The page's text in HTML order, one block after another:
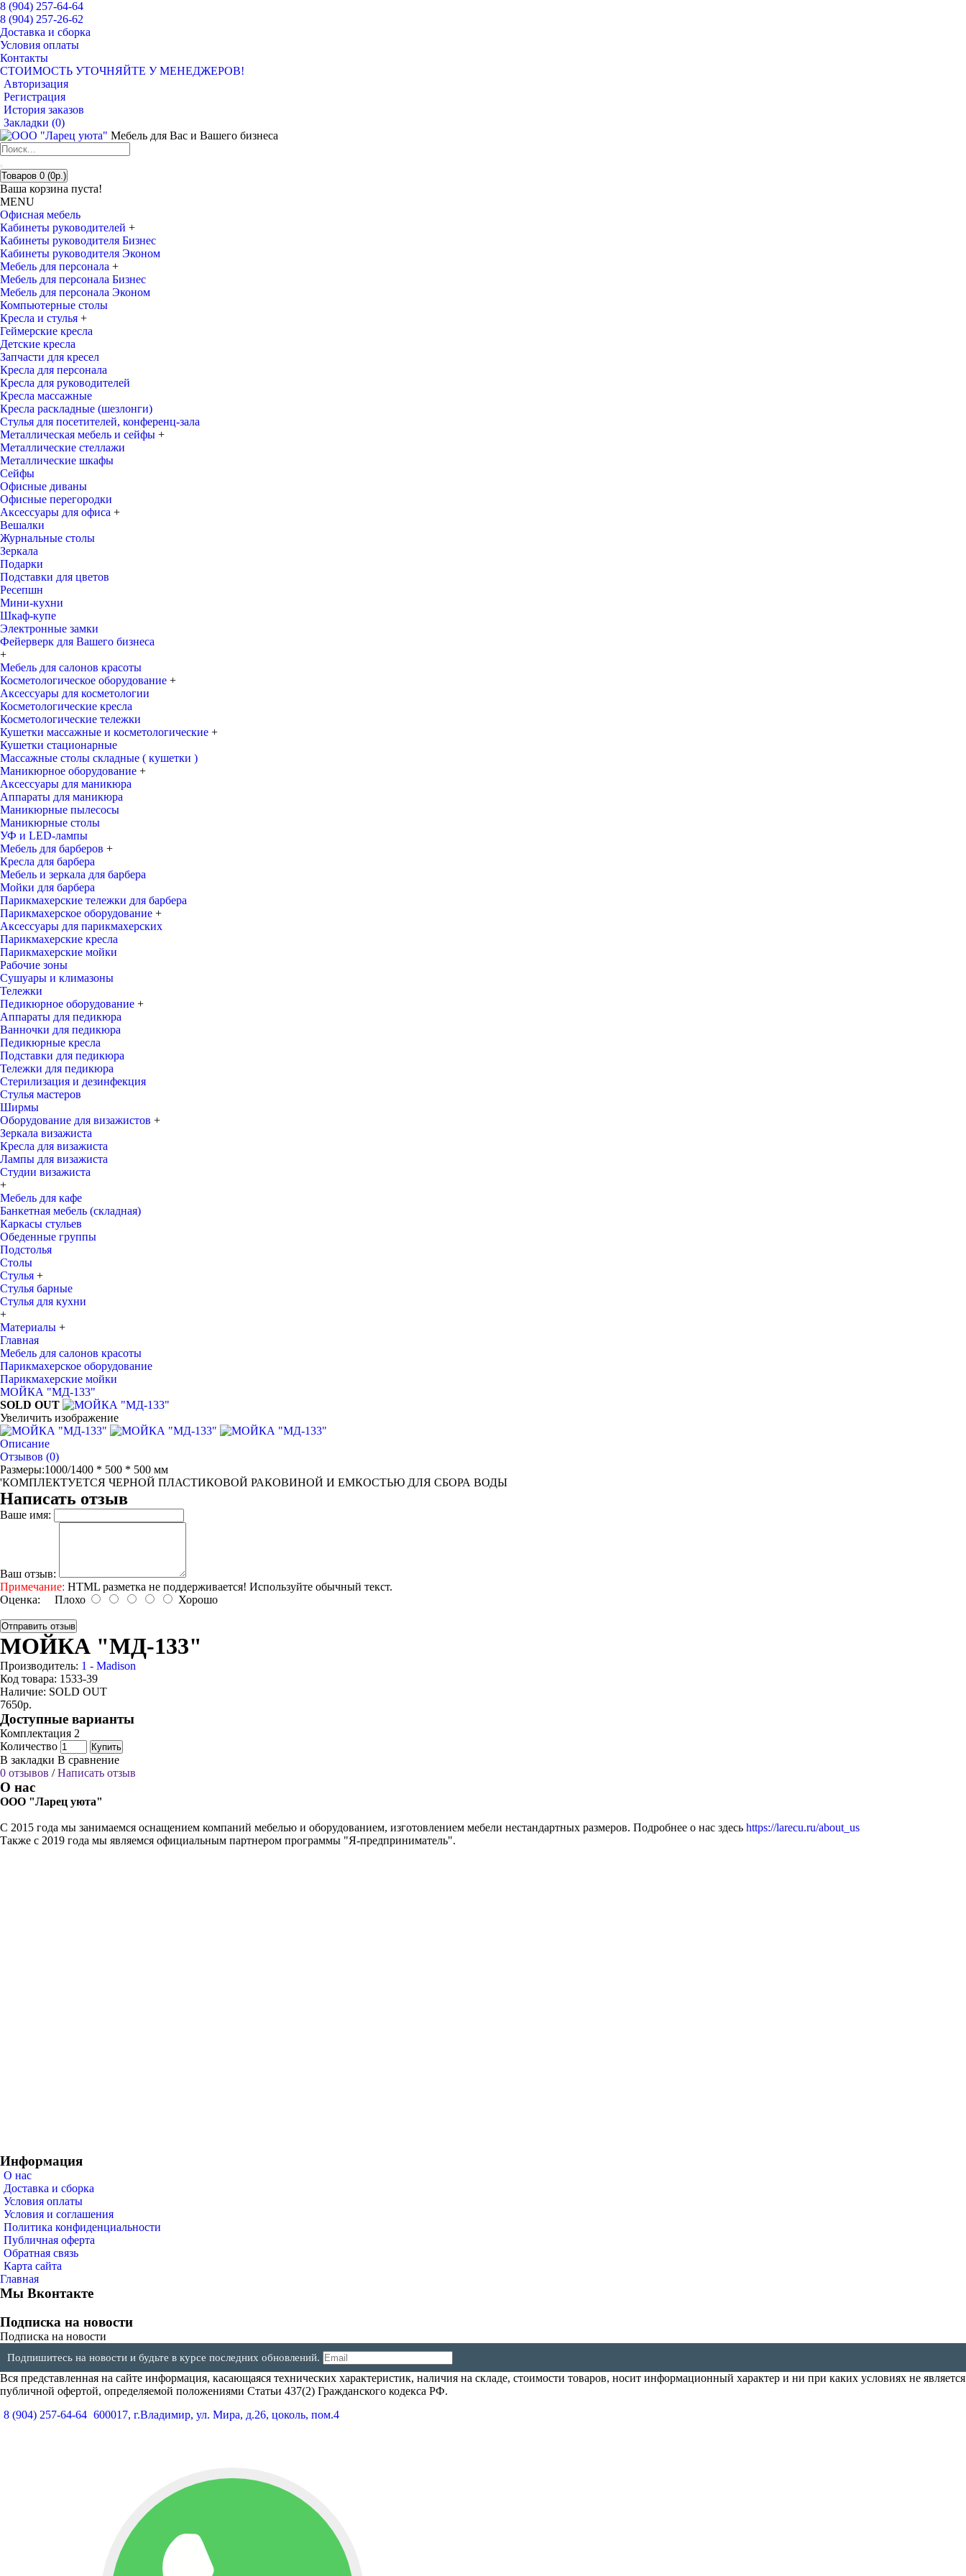
8 (904) 257-64-64
8 (904) 257-26-62
Доставка и сборка
Условия оплаты
Контакты
СТОИМОСТЬ УТОЧНЯЙТЕ У МЕНЕДЖЕРОВ!
Авторизация
Регистрация
История заказов
Закладки (0)
Мебель для Вас и Вашего бизнеса
Товаров 0 (0р.)
Ваша корзина пуста!
MENU
Офисная мебель
Кабинеты руководителей +
Кабинеты руководителя Бизнес
Кабинеты руководителя Эконом
Мебель для персонала +
Мебель для персонала Бизнес
Мебель для персонала Эконом
Компьютерные столы
Кресла и стулья +
Геймерские кресла
Детские кресла
Запчасти для кресел
Кресла для персонала
Кресла для руководителей
Кресла массажные
Кресла раскладные (шезлонги)
Стулья для посетителей, конференц-зала
Металлическая мебель и сейфы +
Металлические стеллажи
Металлические шкафы
Сейфы
Офисные диваны
Офисные перегородки
Аксессуары для офиса +
Вешалки
Журнальные столы
Зеркала
Подарки
Подставки для цветов
Ресепшн
Мини-кухни
Шкаф-купе
Электронные замки
Фейерверк для Вашего бизнеса
+
Мебель для салонов красоты
Косметологическое оборудование +
Аксессуары для косметологии
Косметологические кресла
Косметологические тележки
Кушетки массажные и косметологические +
Кушетки стационарные
Массажные столы складные ( кушетки )
Маникюрное оборудование +
Аксессуары для маникюра
Аппараты для маникюра
Маникюрные пылесосы
Маникюрные столы
УФ и LED-лампы
Мебель для барберов +
Кресла для барбера
Мебель и зеркала для барбера
Мойки для барбера
Парикмахерские тележки для барбера
Парикмахерское оборудование +
Аксессуары для парикмахерских
Парикмахерские кресла
Парикмахерские мойки
Рабочие зоны
Сушуары и климазоны
Тележки
Педикюрное оборудование +
Аппараты для педикюра
Ванночки для педикюра
Педикюрные кресла
Подставки для педикюра
Тележки для педикюра
Стерилизация и дезинфекция
Стулья мастеров
Ширмы
Оборудование для визажистов +
Зеркала визажиста
Кресла для визажиста
Лампы для визажиста
Студии визажиста
+
Мебель для кафе
Банкетная мебель (складная)
Каркасы стульев
Обеденные группы
Подстолья
Столы
Стулья +
Стулья барные
Стулья для кухни
+
Материалы +
Главная
Мебель для салонов красоты
Парикмахерское оборудование
Парикмахерские мойки
МОЙКА "МД-133"
SOLD OUT
Увеличить изображение
Описание
Отзывов (0)
Размеры:1000/1400 * 500 * 500 мм
'КОМПЛЕКТУЕТСЯ ЧЕРНОЙ ПЛАСТИКОВОЙ РАКОВИНОЙ И ЕМКОСТЬЮ ДЛЯ СБОРА ВОДЫ
Написать отзыв
Ваше имя:
Ваш отзыв:
Примечание: HTML разметка не поддерживается! Используйте обычный текст.
Оценка: Плохо Хорошо
Отправить отзыв
МОЙКА "МД-133"
Производитель: 1 - Madison
Код товара: 1533-39
Наличие: SOLD OUT
7650р.
Доступные варианты
Комплектация 2
Количество
Купить
В закладки В сравнение
0 отзывов /Написать отзыв
О нас
ООО "Ларец уюта"
С 2015 года мы занимаемся оснащением компаний мебелью и оборудованием, изготовлением мебели нестандартных размеров. Подробнее о нас здесь https://larecu.ru/about_us
Также с 2019 года мы являемся официальным партнером программы "Я-предприниматель".
Информация
О нас
Доставка и сборка
Условия оплаты
Условия и соглашения
Политика конфиденциальности
Публичная оферта
Обратная связь
Карта сайта
Главная
Мы Вконтакте
Подписка на новости
Подписка на новости
Подпишитесь на новости и будьте в курсе последних обновлений.
Вся представленная на сайте информация, касающаяся технических характеристик, наличия на складе, стоимости товаров, носит информационный характер и ни при каких условиях не является
публичной офертой, определяемой положениями Статьи 437(2) Гражданского кодекса РФ.
8 (904) 257-64-64 600017, г.Владимир, ул. Мира, д.26, цоколь, пом.4